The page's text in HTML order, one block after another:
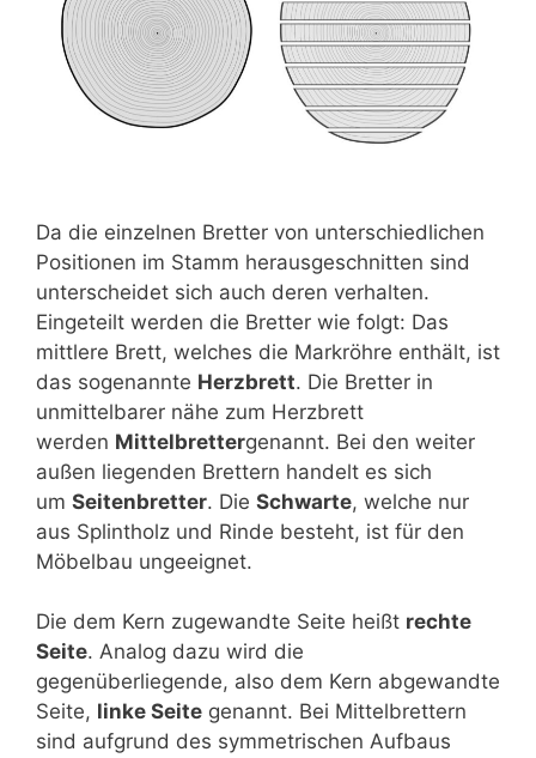
Da die einzelnen Bretter von unterschiedlichen
Positionen im Stamm herausgeschnitten sind
unterscheidet sich auch deren verhalten.
Eingeteilt werden die Bretter wie folgt: Das
mittlere Brett, welches die Markröhre enthält, ist
das sogenannte Herzbrett. Die Bretter in
unmittelbarer nähe zum Herzbrett
werden Mittelbrettergenannt. Bei den weiter
außen liegenden Brettern handelt es sich
um Seitenbretter. Die Schwarte, welche nur
aus Splintholz und Rinde besteht, ist für den
Möbelbau ungeeignet.
Die dem Kern zugewandte Seite heißt rechte
Seite. Analog dazu wird die
gegenüberliegende, also dem Kern abgewandte
Seite, linke Seite genannt. Bei Mittelbrettern
sind aufgrund des symmetrischen Aufbaus